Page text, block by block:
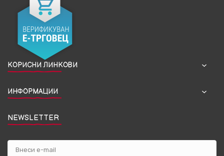
КОРИСНИ ЛИНКОВИ
ИНФОРМАЦИИ
NEWSLETTER